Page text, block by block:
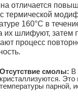
отличается
термической
160°C в
их шлифуют, затем
процесс
Отсутствие смолы: В
кристаллизуются. Это
температуры парной,